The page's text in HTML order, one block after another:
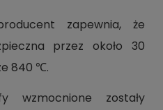
zapewnia, że
przez około 30
840 ℃.
wzmocnione zostały